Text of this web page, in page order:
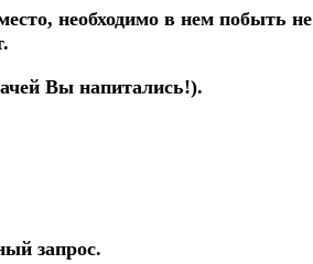
необходимо в нем побыть не
Вы напитались!).
запрос.